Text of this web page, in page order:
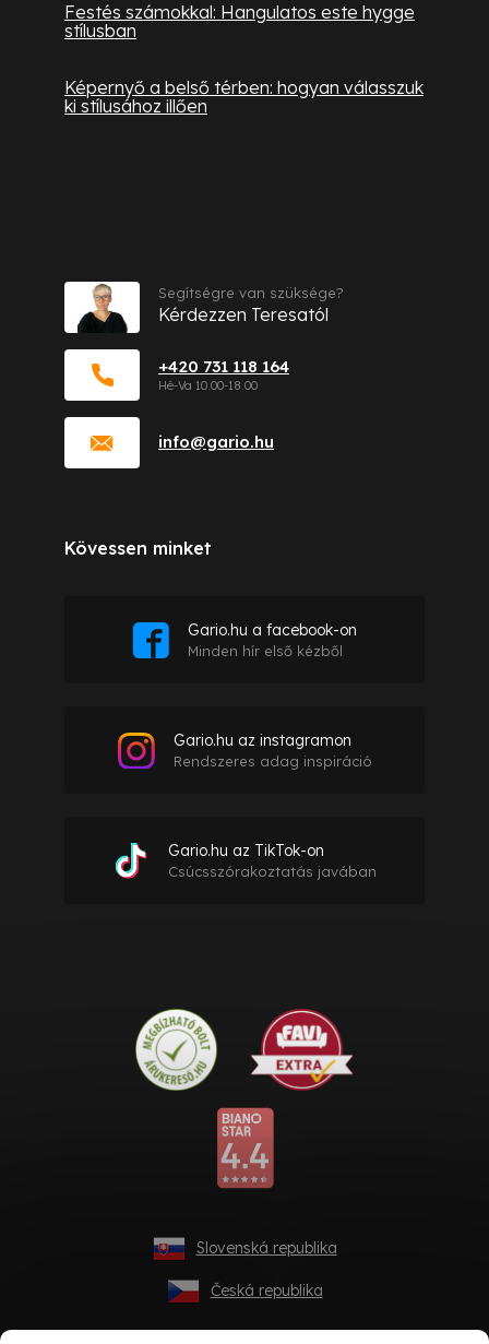
Festés számokkal: Hangulatos este hygge
stílusban
Képernyő a belső térben: hogyan válasszuk
ki stílusához illően
info@gario.hu
+420 731 118 164
Segítségre van szüksége?
Kérdezzen Teresatól
Kövessen minket
Gario.hu a facebook-on
Minden hír első kézből
Gario.hu az instagramon
Rendszeres adag inspiráció
Gario.hu az TikTok-on
Csúcsszórakoztatás javában
Slovenská republika
Česká republika